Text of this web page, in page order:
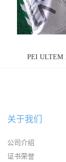
PEI ULTEM
关于我们
公司介绍
证书荣誉